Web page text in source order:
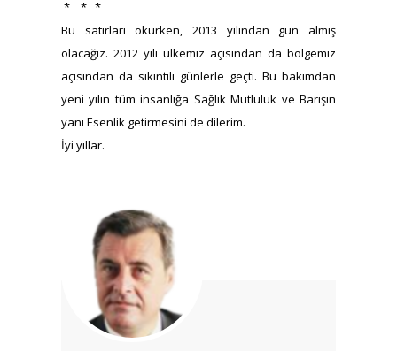
* * *
Bu satırları okurken, 2013 yılından gün almış
olacağız. 2012 yılı ülkemiz açısından da bölgemiz
açısından da sıkıntılı günlerle geçti. Bu bakımdan
yeni yılın tüm insanlığa Sağlık Mutluluk ve Barışın
yanı Esenlik getirmesini de dilerim.
İyi yıllar.